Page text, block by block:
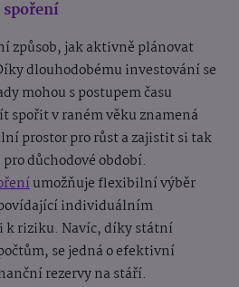
způsob, jak aktivně plánovat
dlouhodobému investování se
mohou s postupem času
spořit v raném věku znamená
prostor pro růst a zajistit si tak
důchodové období.
umožňuje flexibilní výběr
individuálním
k riziku. Navíc, díky státní
se jedná o efektivní
rezervy na stáří.